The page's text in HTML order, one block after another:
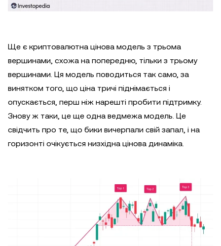
Ще є криптовалютна цінова модель з трьома
вершинами, схожа на попередню, тільки з трьому
вершинами. Ця модель поводиться так само, за
винятком того, що ціна тричі піднімається і
опускається, перш ніж нарешті пробити підтримку.
Знову ж таки, це ще одна ведмежа модель. Це
свідчить про те, що бики вичерпали свій запал, і на
горизонті очікується низхідна цінова динаміка.